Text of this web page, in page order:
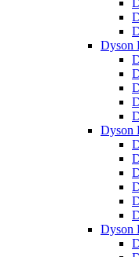
Dyson
Dyson
Dyson